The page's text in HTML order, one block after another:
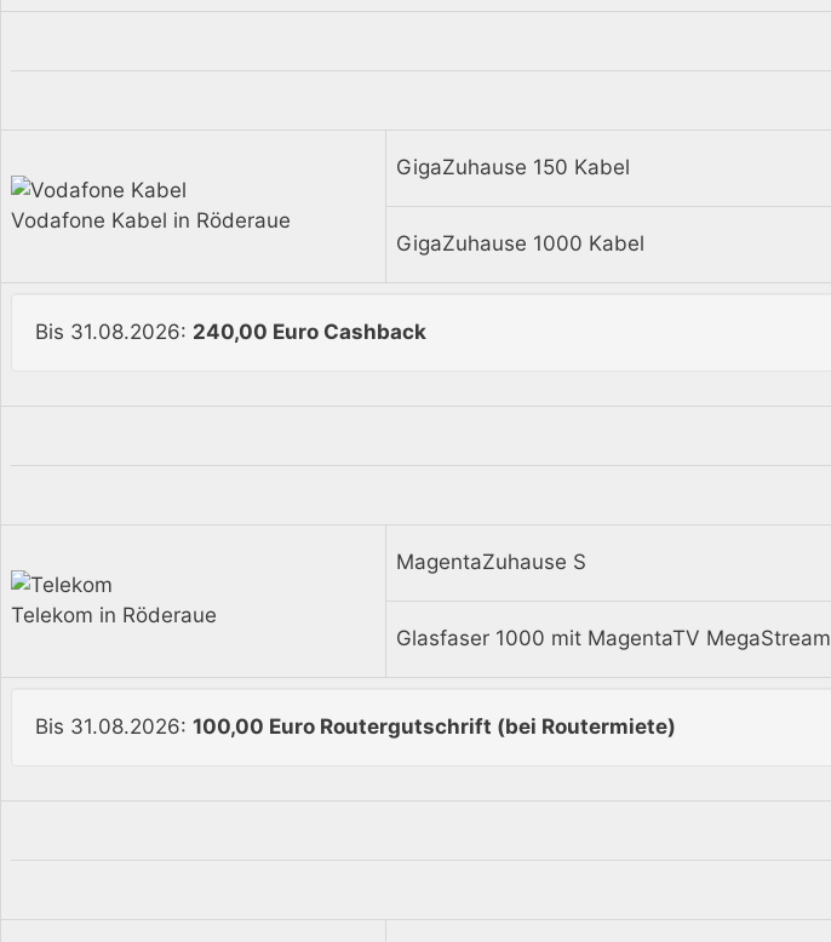
Vodafone Kabel in Röderaue
GigaZuhause 150 Kabel
GigaZuhause 1000 Kabel
Bis 31.08.2026: 240,00 Euro Cashback
Telekom in Röderaue
MagentaZuhause S
Glasfaser 1000 mit MagentaTV MegaStream
Bis 31.08.2026: 100,00 Euro Routergutschrift (bei Routermiete)